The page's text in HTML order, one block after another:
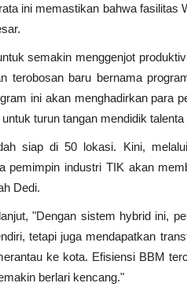
ini memastikan bahwa fasilitas
semakin menggenjot
terobosan baru bernama
ini akan menghadirkan para
turun tangan mendidik talenta
siap di 50 lokasi. Kini,
pemimpin industri TIK akan
Dedi.
"Dengan sistem hybrid ini,
tetapi juga mendapatkan
ke kota. Efisiensi BBM
berlari kencang."